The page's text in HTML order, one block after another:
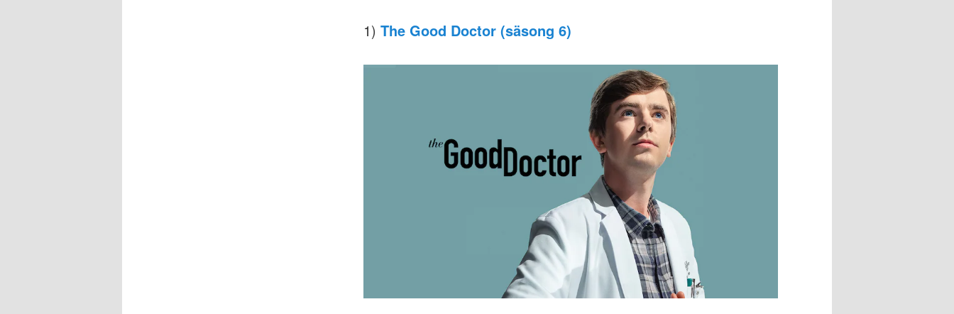
1) The Good Doctor (säsong 6)